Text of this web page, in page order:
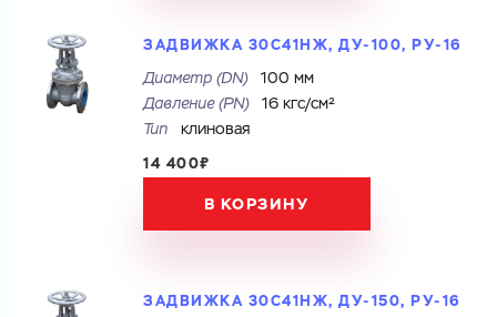
Комментарий
Cоглашаюсь на обработкуперсональных данных
Номер телефона
Cоглашаюсь на обработку
ОТПРАВИТЬ
ЗАГРУЗИТЬ
ЗАДВИЖКА 30С41НЖ, ДУ-100, РУ-16
Диаметр (DN)
100 мм
Давление (PN)
16 кгс/см²
Тип
клиновая
14 400₽
В КОРЗИНУ
ЗАДВИЖКА 30С41НЖ, ДУ-150, РУ-16